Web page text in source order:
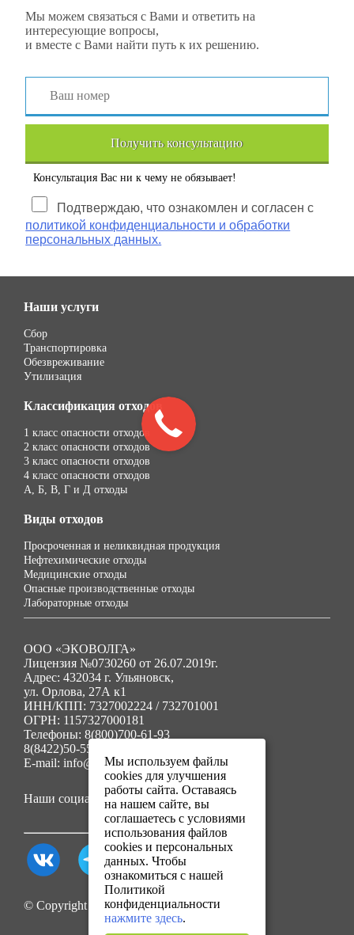
Мы можем связаться с Вами и ответить на
интересующие вопросы,
и вместе с Вами найти путь к их решению.
Получить консультацию
Консультация Вас ни к чему не обязывает!
Подтверждаю, что ознакомлен и согласен с
политикой конфиденциальности и обработки
персональных данных.
Наши услуги
Сбор
Транспортировка
Обезвреживание
Утилизация
Классификация отходов
1 класс опасности отходов
2 класс опасности отходов
3 класс опасности отходов
4 класс опасности отходов
А, Б, В, Г и Д отходы
Виды отходов
Просроченная и неликвидная продукция
Нефтехимические отходы
Медицинские отходы
Опасные производственные отходы
Лабораторные отходы
ООО «ЭКОВОЛГА»
Лицензия №0730260 от 26.07.2019г.
Адрес: 432034 г. Ульяновск,
ул. Орлова, 27А к1
ИНН/КПП: 7327002224 / 732701001
ОГРН: 1157327000181
Телефоны: 8(800)700-61-93
8(8422)50-55-91
E-mail: info@ecovolga73.ru
Наши социальные сети:
© Copyright 2025. Все права защищены.
Мы используем файлы
cookies для улучшения
работы сайта. Оставаясь
на нашем сайте, вы
соглашаетесь с условиями
использования файлов
cookies и персональных
данных. Чтобы
ознакомиться с нашей
Политикой
конфиденциальности
нажмите здесь.